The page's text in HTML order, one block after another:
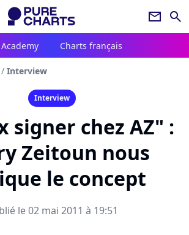
newsletter search
Charts français
/ Interview
Interview
signer chez AZ" :
Zeitoun nous
le concept
le 02 mai 2011 à 19:51